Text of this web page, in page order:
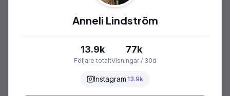
Anneli Lindström
13.9k
Följare totalt
77k
Visningar / 30d
Instagram 13.9k